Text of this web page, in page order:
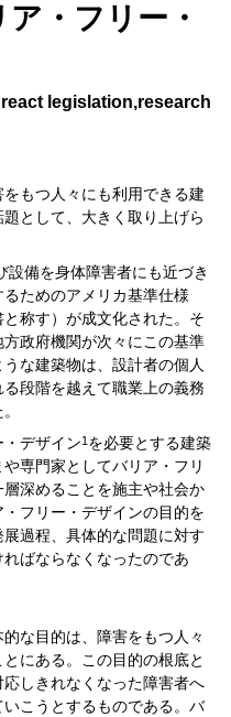
・フリー・
legislation,research
もつ人々にも利用できる建
として、大きく取り上げら
備を身体障害者にも近づき
ためのアメリカ基準仕様
称す）が成文化された。そ
政府機関が次々にこの基準
な建築物は、設計者の個人
段階を越えて職業上の義務
デザイン1を必要とする建築
専門家としてバリア・フリ
深めることを施主や社会か
フリー・デザインの目的を
過程、具体的な問題に対す
ばならなくなったのであ
な目的は、障害をもつ人々
にある。この目的の根底と
しきれなくなった障害者へ
こうとするものである。バ